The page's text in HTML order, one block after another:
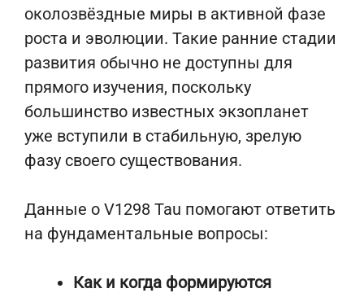
околозвёздные миры в активной фазе
роста и эволюции. Такие ранние стадии
развития обычно не доступны для
прямого изучения, поскольку
большинство известных экзопланет
уже вступили в стабильную, зрелую
фазу своего существования.
Данные о V1298 Tau помогают ответить
на фундаментальные вопросы:
Как и когда формируются